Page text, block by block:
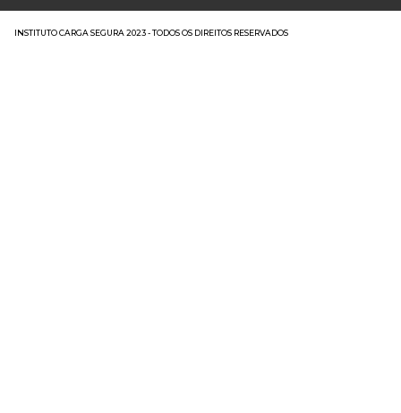
INSTITUTO CARGA SEGURA 2023 - TODOS OS DIREITOS RESERVADOS